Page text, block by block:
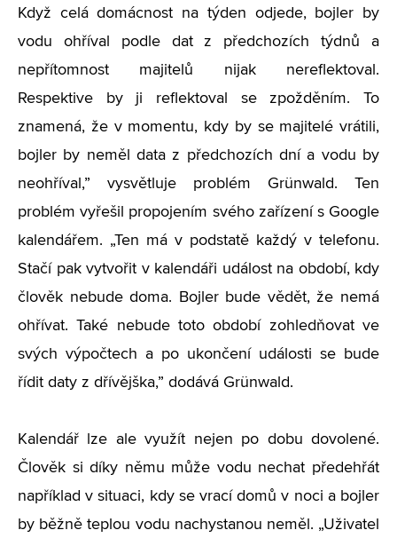
Když celá domácnost na týden odjede, bojler by
vodu ohříval podle dat z předchozích týdnů a
nepřítomnost majitelů nijak nereflektoval.
Respektive by ji reflektoval se zpožděním. To
znamená, že v momentu, kdy by se majitelé vrátili,
bojler by neměl data z předchozích dní a vodu by
neohříval,” vysvětluje problém Grünwald. Ten
problém vyřešil propojením svého zařízení s Google
kalendářem. „Ten má v podstatě každý v telefonu.
Stačí pak vytvořit v kalendáři událost na období, kdy
člověk nebude doma. Bojler bude vědět, že nemá
ohřívat. Také nebude toto období zohledňovat ve
svých výpočtech a po ukončení události se bude
řídit daty z dřívějška,” dodává Grünwald.
Kalendář lze ale využít nejen po dobu dovolené.
Člověk si díky němu může vodu nechat předehřát
například v situaci, kdy se vrací domů v noci a bojler
by běžně teplou vodu nachystanou neměl. „Uživatel